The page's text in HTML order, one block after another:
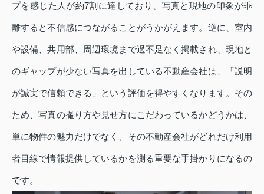
プを感じた人が約7割に達しており、写真と現地の印象が乖
離すると不信感につながることがうかがえます。逆に、室内
や設備、共用部、周辺環境まで過不足なく掲載され、現地と
のギャップが少ない写真を出している不動産会社は、「説明
が誠実で信頼できる」という評価を得やすくなります。その
ため、写真の撮り方や見せ方にこだわっているかどうかは、
単に物件の魅力だけでなく、その不動産会社がどれだけ利用
者目線で情報提供しているかを測る重要な手掛かりになるの
です。